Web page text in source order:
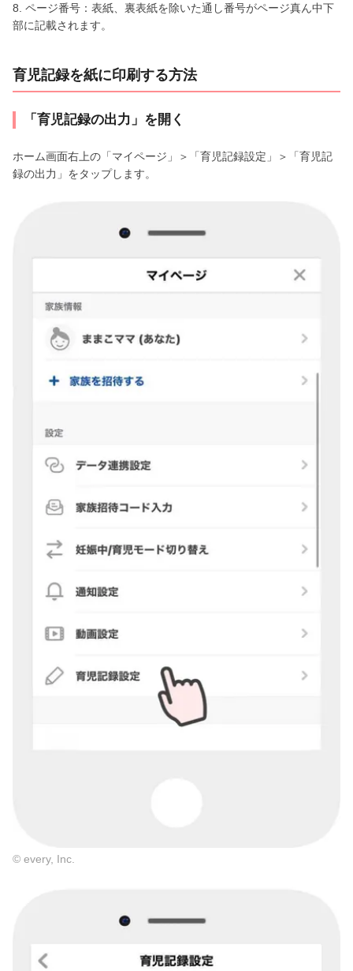
8. ページ番号：表紙、裏表紙を除いた通し番号がページ真ん中下
部に記載されます。
育児記録を紙に印刷する方法
「育児記録の出力」を開く
ホーム画面右上の「マイページ」＞「育児記録設定」＞「育児記
録の出力」をタップします。
© every, Inc.